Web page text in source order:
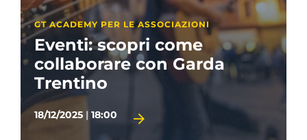
GT ACADEMY PER LE ASSOCIAZIONI
Eventi: scopri come
collaborare con Garda
Trentino
18/12/2025 | 18:00